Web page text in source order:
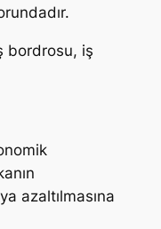
bordrosu, iş
azaltılmasına